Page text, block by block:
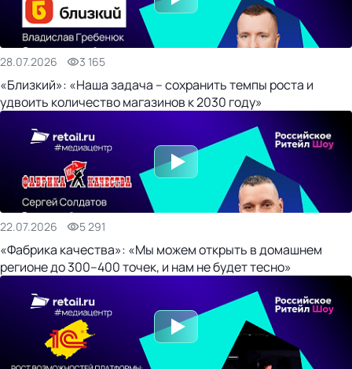
28.07.2026 3 165
«Близкий»: «Наша задача – сохранить темпы роста и
удвоить количество магазинов к 2030 году»
22.07.2026 5 291
«Фабрика качества»: «Мы можем открыть в домашнем
регионе до 300–400 точек, и нам не будет тесно»